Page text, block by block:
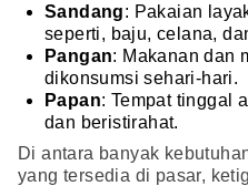
Sandang: Pakaian
seperti, baju, celana,
Pangan: Makanan dan
dikonsumsi sehari-hari.
Papan: Tempat tinggal
dan beristirahat.
Di antara banyak
yang tersedia di pasar,